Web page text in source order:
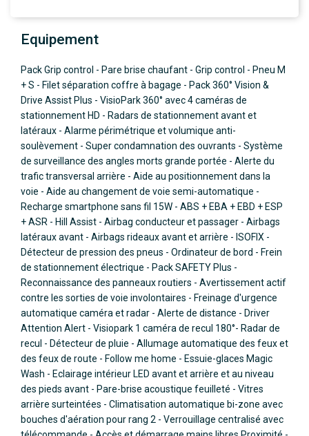
Equipement
Pack Grip control - Pare brise chaufant - Grip control - Pneu M
+ S - Filet séparation coffre à bagage - Pack 360° Vision &
Drive Assist Plus - VisioPark 360° avec 4 caméras de
stationnement HD - Radars de stationnement avant et
latéraux - Alarme périmétrique et volumique anti-
soulèvement - Super condamnation des ouvrants - Système
de surveillance des angles morts grande portée - Alerte du
trafic transversal arrière - Aide au positionnement dans la
voie - Aide au changement de voie semi-automatique -
Recharge smartphone sans fil 15W - ABS + EBA + EBD + ESP
+ ASR - Hill Assist - Airbag conducteur et passager - Airbags
latéraux avant - Airbags rideaux avant et arrière - ISOFIX -
Détecteur de pression des pneus - Ordinateur de bord - Frein
de stationnement électrique - Pack SAFETY Plus -
Reconnaissance des panneaux routiers - Avertissement actif
contre les sorties de voie involontaires - Freinage d'urgence
automatique caméra et radar - Alerte de distance - Driver
Attention Alert - Visiopark 1 caméra de recul 180°- Radar de
recul - Détecteur de pluie - Allumage automatique des feux et
des feux de route - Follow me home - Essuie-glaces Magic
Wash - Eclairage intérieur LED avant et arrière et au niveau
des pieds avant - Pare-brise acoustique feuilleté - Vitres
arrière surteintées - Climatisation automatique bi-zone avec
bouches d'aération pour rang 2 - Verrouillage centralisé avec